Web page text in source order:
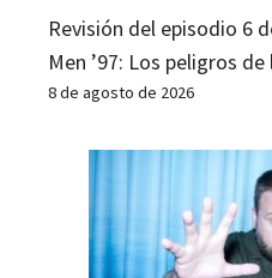
Revisión del episodio 6
Men ’97: Los peligros
8 de agosto de 2026